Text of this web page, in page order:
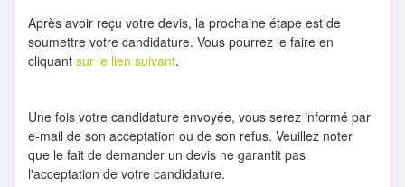
Après avoir reçu votre devis, la prochaine étape est de
soumettre votre candidature. Vous pourrez le faire en
cliquant sur le lien suivant.
Une fois votre candidature envoyée, vous serez informé par
e-mail de son acceptation ou de son refus. Veuillez noter
que le fait de demander un devis ne garantit pas
l'acceptation de votre candidature.